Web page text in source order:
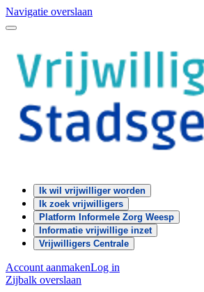
Navigatie overslaan
Ik wil vrijwilliger worden
Ik zoek vrijwilligers
Platform Informele Zorg Weesp
Informatie vrijwillige inzet
Vrijwilligers Centrale
Account aanmakenLog in
Zijbalk overslaan